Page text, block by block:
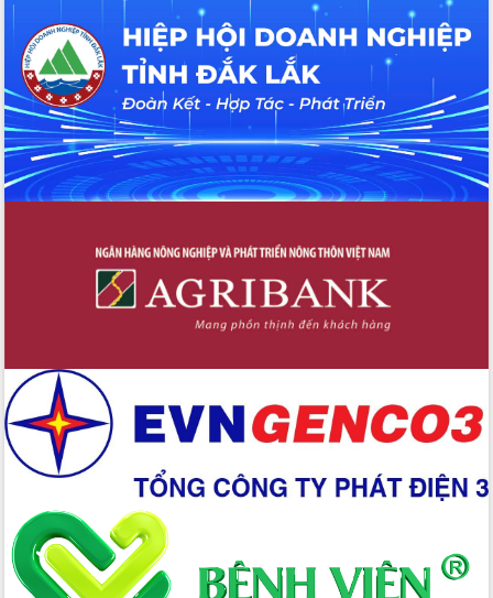
Tháo gỡ những vướng mắc, đẩy mạnh
công tác cải cách thủ tục hành chính
tại Trung tâm Phục vụ hành chính
công tỉnh
Đắk Lắk: Tôn vinh 46 giải pháp tại Hội
thi Sáng tạo Kỹ thuật 2024 - 2025
Đắk Lắk rà soát, điều chỉnh Đề án 190
về phát triển nuôi trồng thủy sản
Dự án cao tốc Khánh Hòa - Buôn Ma
Định vị cà phê Việt Nam như một “di
sản sống” trong dòng chảy toàn cầu
sống người dân từ những mô hình thiết
Quyết liệt tháo gỡ vướng mắc, đẩy
nhanh tiến độ các dự án trọng điểm
trong Khu kinh tế Nam Phú Yên
Hòn Yến phát triển du lịch gắn với bảo
tồn biển
Lấy ý kiến điều chỉnh Quy hoạch tỉnh
Đắk Lắk thời kỳ 2021-2030, tầm nhìn
đến năm 2050